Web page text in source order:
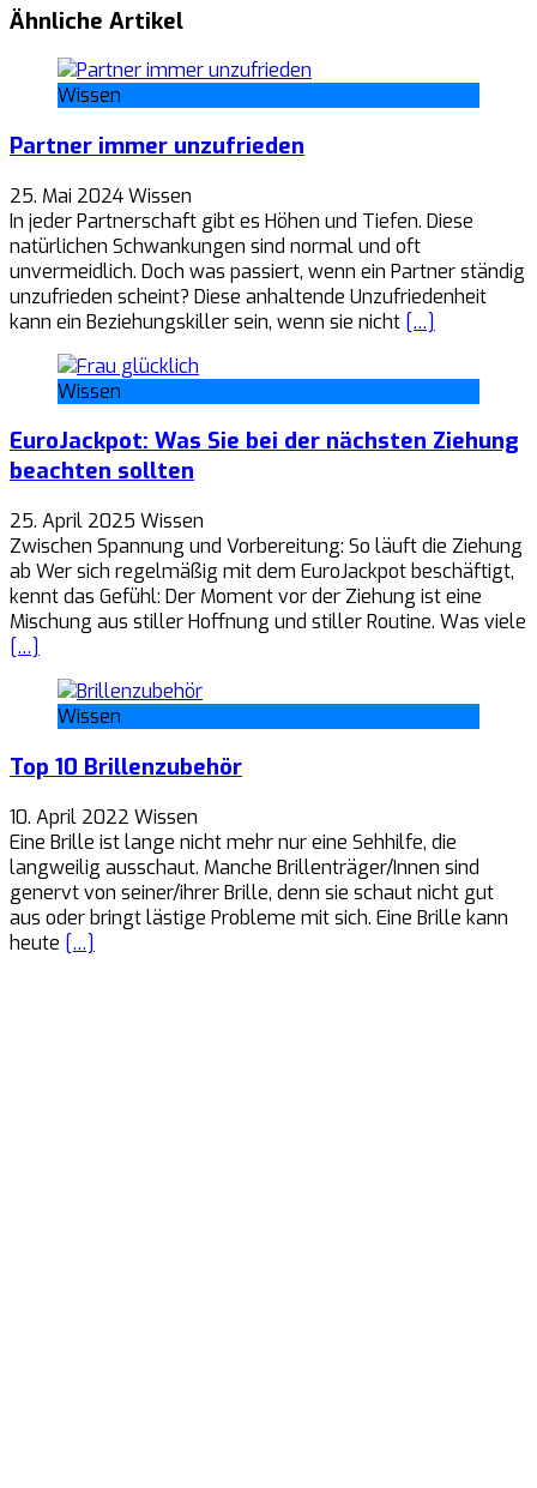
Ähnliche Artikel
Wissen
Partner immer unzufrieden
25. Mai 2024Wissen
In jeder Partnerschaft gibt es Höhen und Tiefen. Diese
natürlichen Schwankungen sind normal und oft
unvermeidlich. Doch was passiert, wenn ein Partner ständig
unzufrieden scheint? Diese anhaltende Unzufriedenheit
kann ein Beziehungskiller sein, wenn sie nicht […]
Wissen
EuroJackpot: Was Sie bei der nächsten Ziehung
beachten sollten
25. April 2025 Wissen
Zwischen Spannung und Vorbereitung: So läuft die Ziehung
ab Wer sich regelmäßig mit dem EuroJackpot beschäftigt,
kennt das Gefühl: Der Moment vor der Ziehung ist eine
Mischung aus stiller Hoffnung und stiller Routine. Was viele
[…]
Wissen
Top 10 Brillenzubehör
10. April 2022 Wissen
Eine Brille ist lange nicht mehr nur eine Sehhilfe, die
langweilig ausschaut. Manche Brillenträger/Innen sind
genervt von seiner/ihrer Brille, denn sie schaut nicht gut
aus oder bringt lästige Probleme mit sich. Eine Brille kann
heute […]